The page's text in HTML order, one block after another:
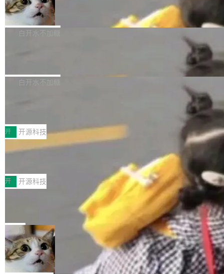
ceXAI的资金消耗速度尤为引人瞩目。然而，支
撑庞大支出的资金来源却呈现出截然不同的面
貌。数据显示，微软和 Meta 主要依托充沛的经
你可以用 curl -fsSL https://dev.meta.ai/install.
sh | bash 安装一个能在大项目里自动规划、写
代码、验证结果的 AI 终端工具。 据介绍，Muse
个主 agent 循环，外加一组后台 agent。这些后
美团开源 LoHoSearch，用知识图谱校
准 AI 能力认知
机器出题的前提，是让机器拥有全局视野。整个
构建流程可以分为四个环节：建图 → 控制难度
白开水不加糖
库，并将作为transport接入Mooncake TENT。
MPComm将作为一种传输引擎接入Mooncake T
ENT，实现零拷贝传输性能提升30%、非零拷贝
传输性能最高提升5倍。UCL-MPComm底层基
于自研UCL-Engine通信引擎，后续腾讯网平将
持续开源更多基于UCL-Engine的高性能通信组
件。 腾讯网平团队在UCL-MPComm中实现了一
个独立于业务线程的全局通信引擎（Engine），
白开水不加糖
型案例入选名单》，深信服“面向企业研发场景的
开源 AI 编程平台 CoStrict 应用”凭借卓越的技术
创新与落地成效成功入选。 全链路私有化部署，
助力企业AI研发安全落地 当前，越来越多企业已
经开始引入 AI Coding 工具，通过调用公有云模
型或企业内部部署模型提升研发效率。但随着 AI
Coding 从个人辅助工具逐步走向团队级、组织
级应用，企业在规模化落地过程中，对安全性、
可控性和代码质量提出了更高要求。 首先是数据
安全与合规要求。对于大多数普通研发场景，公
有云模型能够满足快速试用和效率提升的需求。
但对于金融、能源、医疗等对数据安全要求较...
开 开源科技
深信服AI算力网关入选工信部人工智能
前不久，工业和信息化部正式发布《2025年人工
智能应用典型案例名单》，集中展示人工智能在
各领域的应用成果，覆盖技术底座、行业赋能、
产品应用、支撑保障、专题等五大方向。深信服
AI算力网关（AI创新平台）成功入选！ 随着各行
各业的Agent走向规模化建设，算力构成形态逐
渐丰富，用户关注的重点也在发生变化：不只是
让AI用起来，还要进一步看清混合算力时代下，
Token花在哪里、算力是否被充分利用，以及持
开 开源科技
Jeff Dean 离开 Google：一个时代的结
束，一个实验室的开始
Google 员工编号 20。MapReduce 作者之一。
Bigtable 作者之一。TensorFlow 的作者之一。
Gemini 的架构师。Google 首席科学家。 Jeff D
ean 在 Google 工作了 27 年后，宣布离职。 他
不是一个人走。一同离开的还有 Sanjay Ghema
局
🔥 SolonCode v2026.8.4 发布：界面
字体可调、22 种语言、记忆搜索增强
打开终端就能上岗的全中文编码智能体，这一轮